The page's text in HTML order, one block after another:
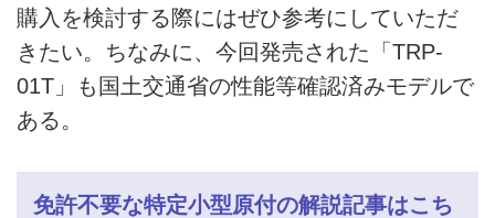
購入を検討する際にはぜひ参考にしていただ
きたい。ちなみに、今回発売された「TRP-
01T」も国土交通省の性能等確認済みモデルで
ある。
免許不要な特定小型原付の解説記事はこち